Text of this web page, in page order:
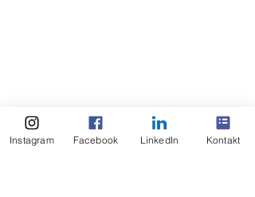
Instagram Facebook LinkedIn Kontakt